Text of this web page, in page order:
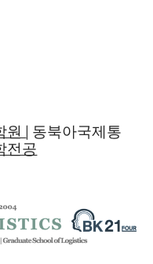
원| 동북아국제통
전공